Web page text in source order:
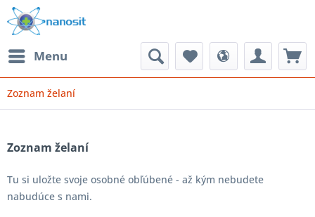
Menu
Zoznam želaní
Zoznam želaní
Tu si uložte svoje osobné obľúbené - až kým nebudete
nabudúce s nami.